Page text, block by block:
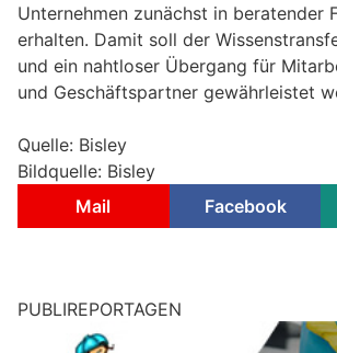
Unternehmen zunächst in beratender
erhalten. Damit soll der
und ein nahtloser Übergang für
und Geschäftspartner gewährleistet
Quelle: Bisley
Bildquelle: Bisley
Mail
Facebook
PUBLIREPORTAGEN